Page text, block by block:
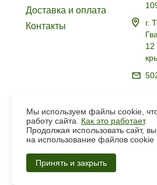
Доставка и оплата
Контакты
г.
12
Мы используем файлы cookie,
работу сайта. Как это работает.
Продолжая использовать сайт,
на использование файлов cookie
Принять и закрыть